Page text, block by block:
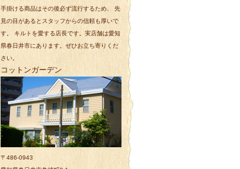
手掛ける商品はその後必ず流行するため、 先
見の目があるとスタッフからの信頼も厚いで
す。 キルトを愛する店長です。実店舗は愛知
県春日井市にあります。ぜひお立ち寄りくだ
さい。
コットンガーデン
〒486-0943